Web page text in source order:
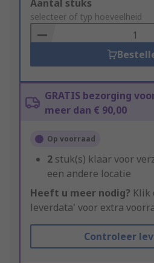
Add
to
Basket
Aantal stuks
selecteer of typ hoeveelheid
GRATIS bezorging
meer dan € 90,00
Op voorraad
2 stuk(s) klaar voor
een andere locatie
Heeft u meer nodig? Klik
leverdata' voor extra
Controleer